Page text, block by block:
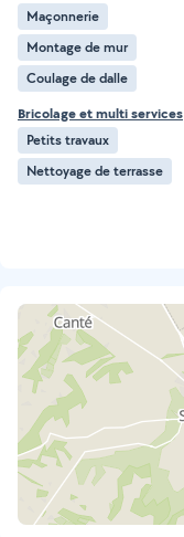
Maçonnerie
Montage de mur
Coulage de dalle
Bricolage et multi services
Petits travaux
Nettoyage de terrasse